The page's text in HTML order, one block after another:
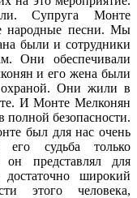
Супруга Монте
народные песни. Мы
были и сотрудники
Они обеспечивали
и его жена были
охраной. Они жили в
И Монте Мелконян
безопасности.
был для нас очень
судьба только
он представлял для
достаточно широкий
этого человека,